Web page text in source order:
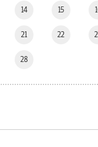
14 15
21 22
28